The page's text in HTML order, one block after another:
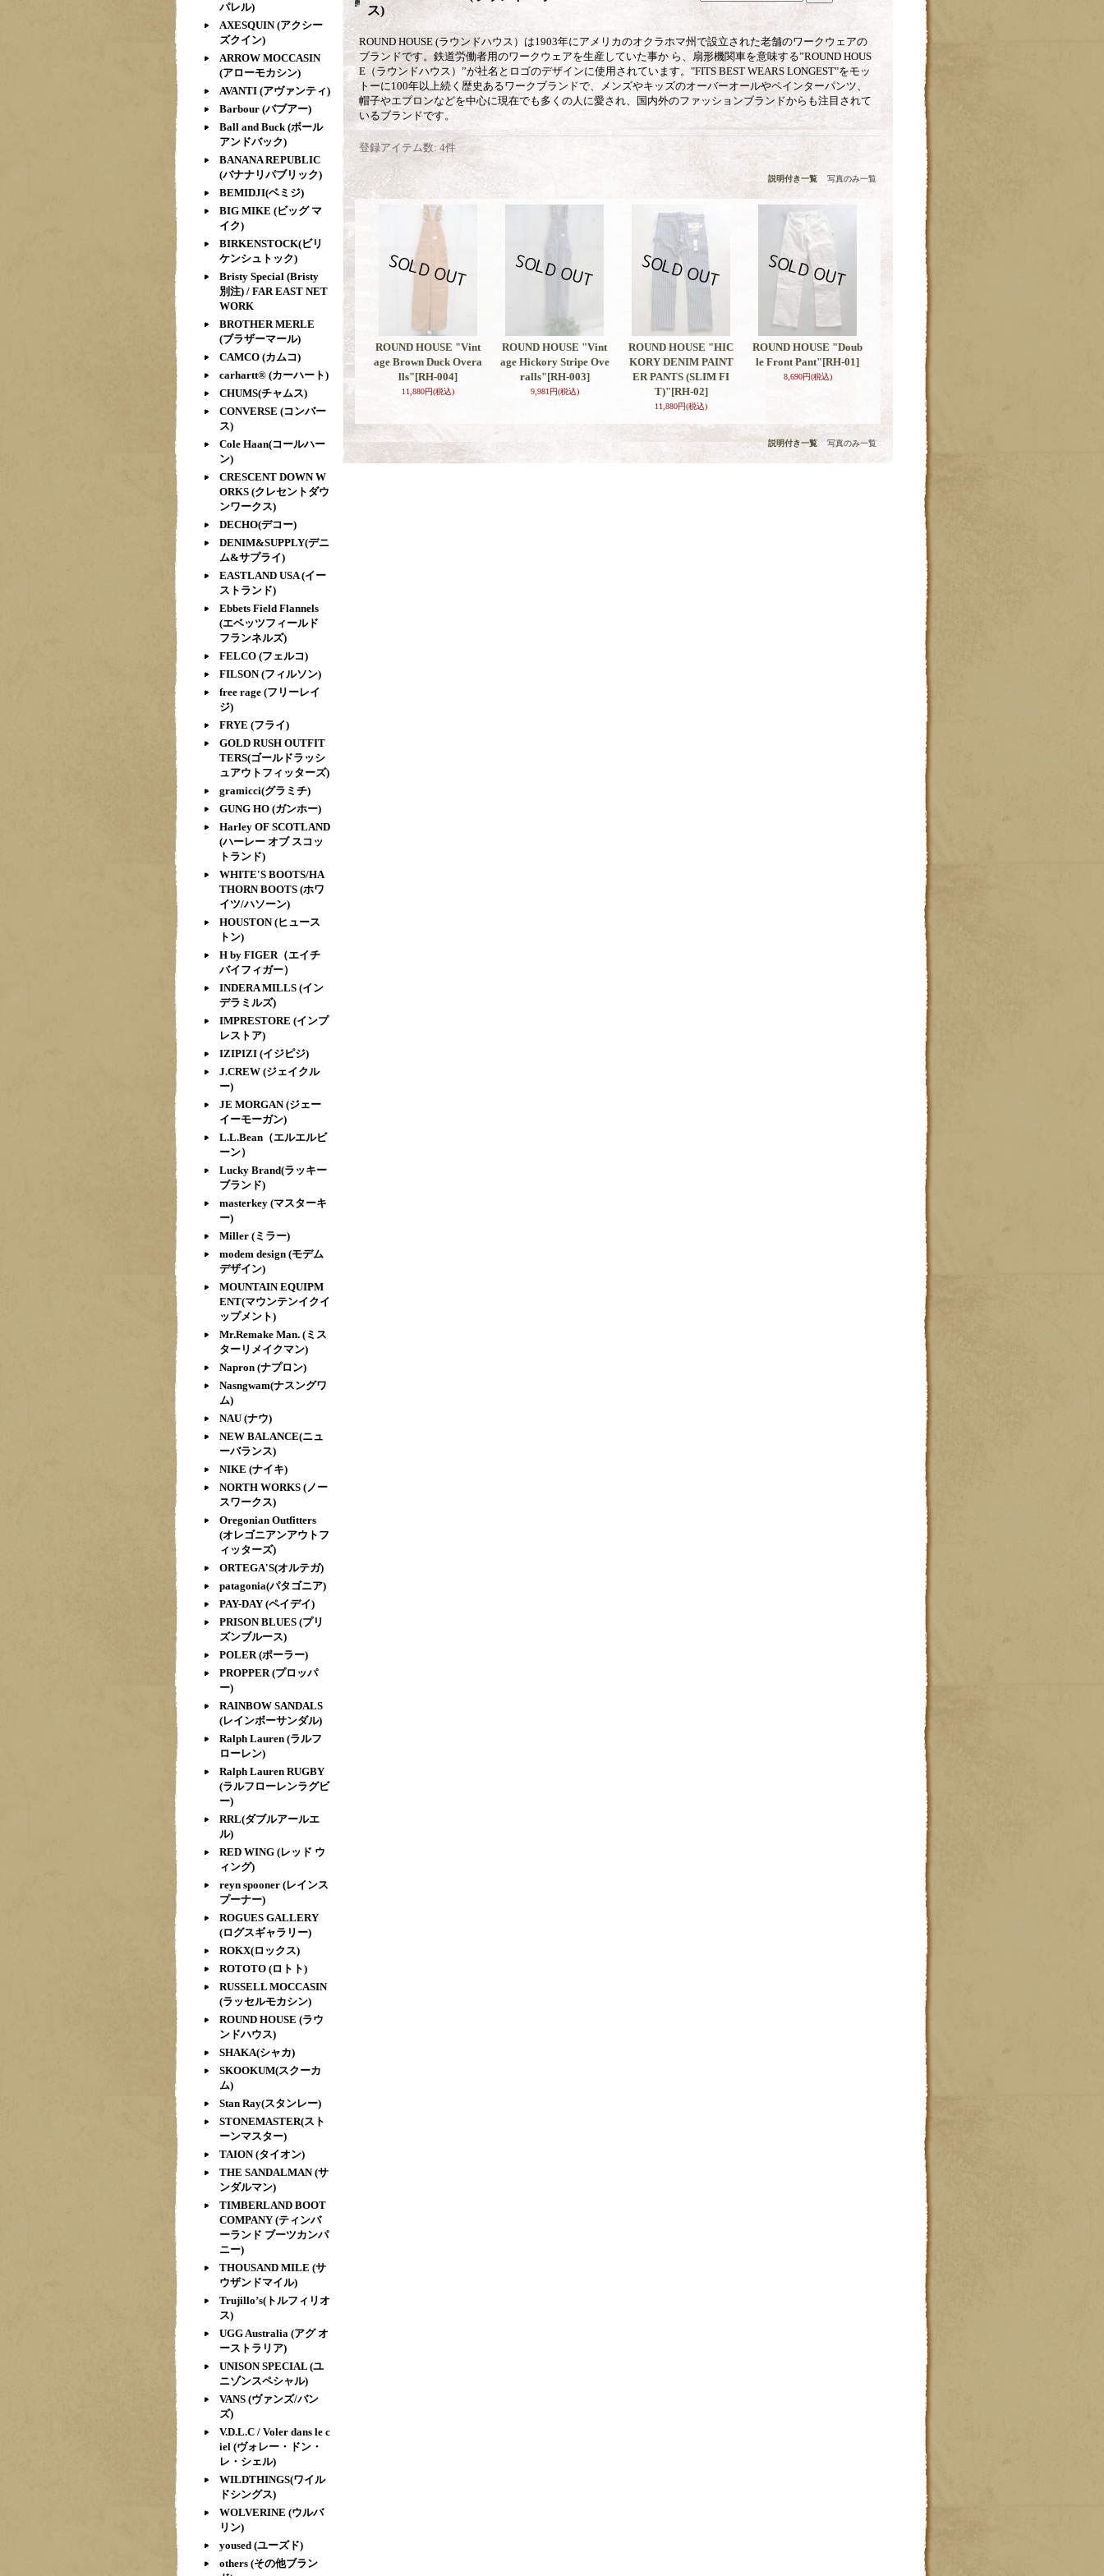
パレル)
AXESQUIN (アクシー
ズクイン)
ARROW MOCCASIN
(アローモカシン)
AVANTI (アヴァンティ)
Barbour (バブアー)
Ball and Buck (ボール
アンドバック)
BANANA REPUBLIC
(バナナリパブリック)
BEMIDJI(ベミジ)
BIG MIKE (ビッグ マ
イク)
BIRKENSTOCK(ビリ
ケンシュトック)
Bristy Special (Bristy
別注) / FAR EAST NET
WORK
BROTHER MERLE
(ブラザーマール)
CAMCO (カムコ)
carhartt® (カーハート)
CHUMS(チャムス)
CONVERSE (コンバー
ス)
Cole Haan(コールハー
ン)
CRESCENT DOWN W
ORKS (クレセントダウ
ンワークス)
DECHO(デコー)
DENIM&SUPPLY(デニ
ム&サプライ)
EASTLAND USA (イー
ストランド)
Ebbets Field Flannels
(エベッツフィールド
フランネルズ)
FELCO (フェルコ)
FILSON (フィルソン)
free rage (フリーレイ
ジ)
FRYE (フライ)
GOLD RUSH OUTFIT
TERS(ゴールドラッシ
ュアウトフィッターズ)
gramicci(グラミチ)
GUNG HO (ガンホー)
Harley OF SCOTLAND
(ハーレー オブ スコッ
トランド)
WHITE'S BOOTS/HA
THORN BOOTS (ホワ
イツ/ハソーン)
HOUSTON (ヒュース
トン)
H by FIGER（エイチ
バイフィガー）
INDERA MILLS (イン
デラミルズ)
IMPRESTORE (インプ
レストア)
IZIPIZI (イジピジ)
J.CREW (ジェイクル
ー)
JE MORGAN (ジェー
イーモーガン)
L.L.Bean（エルエルビ
ーン）
Lucky Brand(ラッキー
ブランド)
masterkey (マスターキ
ー)
Miller (ミラー)
modem design (モデム
デザイン)
MOUNTAIN EQUIPM
ENT(マウンテンイクイ
ップメント)
Mr.Remake Man. (ミス
ターリメイクマン)
Napron (ナプロン)
Nasngwam(ナスングワ
ム)
NAU (ナウ)
NEW BALANCE(ニュ
ーバランス)
NIKE (ナイキ)
NORTH WORKS (ノー
スワークス)
Oregonian Outfitters
(オレゴニアンアウトフ
ィッターズ)
ORTEGA'S(オルテガ)
patagonia(パタゴニア)
PAY-DAY (ペイデイ)
PRISON BLUES (プリ
ズンブルース)
POLER (ポーラー)
PROPPER (プロッパ
ー)
RAINBOW SANDALS
(レインボーサンダル)
Ralph Lauren (ラルフ
ローレン)
Ralph Lauren RUGBY
(ラルフローレンラグビ
ー)
RRL(ダブルアールエ
ル)
RED WING (レッド ウ
ィング)
reyn spooner (レインス
プーナー)
ROGUES GALLERY
(ログスギャラリー)
ROKX(ロックス)
ROTOTO (ロトト)
RUSSELL MOCCASIN
(ラッセルモカシン)
ROUND HOUSE (ラウ
ンドハウス)
SHAKA(シャカ)
SKOOKUM(スクーカ
ム)
Stan Ray(スタンレー)
STONEMASTER(スト
ーンマスター)
TAION (タイオン)
THE SANDALMAN (サ
ンダルマン)
TIMBERLAND BOOT
COMPANY (ティンバ
ーランド ブーツカンパ
ニー)
THOUSAND MILE (サ
ウザンドマイル)
Trujillo’s(トルフィリオ
ス)
UGG Australia (アグ オ
ーストラリア)
UNISON SPECIAL (ユ
ニゾンスペシャル)
VANS (ヴァンズ/バン
ズ)
V.D.L.C / Voler dans le c
iel (ヴォレー・ドン・
レ・シェル)
WILDTHINGS(ワイル
ドシングス)
WOLVERINE (ウルバ
リン)
yoused (ユーズド)
others (その他ブラン
ス)
ROUND HOUSE (ラウンドハウス）は1903年にアメリカのオクラホマ州で設立された老舗のワークウェアの
ブランドです。鉄道労働者用のワークウェアを生産していた事か ら、扇形機関車を意味する”ROUND HOUS
E（ラウンドハウス）”が社名とロゴのデザインに使用されています。"FITS BEST WEARS LONGEST"をモッ
トーに100年以上続く歴史あるワークブランドで、メンズやキッズのオーバーオールやペインターパンツ、
帽子やエプロンなどを中心に現在でも多くの人に愛され、国内外のファッションブランドからも注目されて
いるブランドです。
登録アイテム数: 4件
説明付き一覧 写真のみ一覧
ROUND HOUSE "Vint
age Brown Duck Overa
lls"[RH-004]
11,880円(税込)
ROUND HOUSE "Vint
age Hickory Stripe Ove
ralls"[RH-003]
9,981円(税込)
ROUND HOUSE "HIC
KORY DENIM PAINT
ER PANTS (SLIM FI
T)"[RH-02]
11,880円(税込)
ROUND HOUSE "Doub
le Front Pant"[RH-01]
8,690円(税込)
説明付き一覧 写真のみ一覧